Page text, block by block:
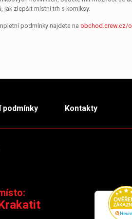
jak zlepšit místní trh s komiksy.
podmínky najdete na obchod.crew.cz/
podmínky Kontakty